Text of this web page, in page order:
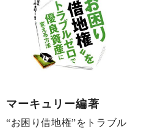
マーキュリー編著
“お困り借地権”をトラブル